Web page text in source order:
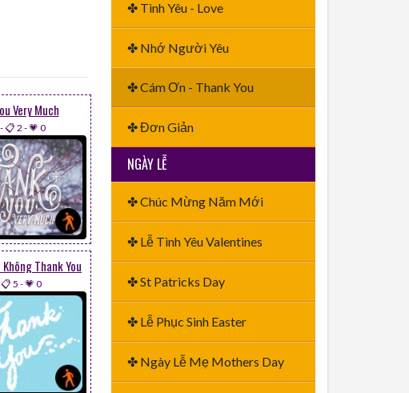
Very Much
-📋 2 -💗 0
Thank You
📋 5 -💗 0
✤ Tình Yêu - Love
✤ Nhớ Người Yêu
✤ Cám Ơn - Thank You
✤ Đơn Giản
NGÀY LỄ
✤ Chúc Mừng Năm Mới
✤ Lễ Tình Yêu Valentines
✤ St Patricks Day
✤ Lễ Phục Sinh Easter
✤ Ngày Lễ Mẹ Mothers Day